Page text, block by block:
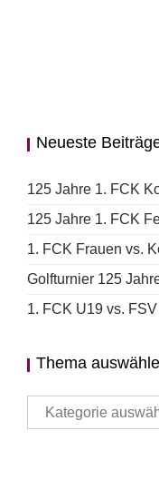
Neueste
125 Jahre 1. FCK
125 Jahre 1. FCK
1. FCK Frauen vs.
Golfturnier 125
1. FCK U19 vs.
Thema
Thema
auswählen